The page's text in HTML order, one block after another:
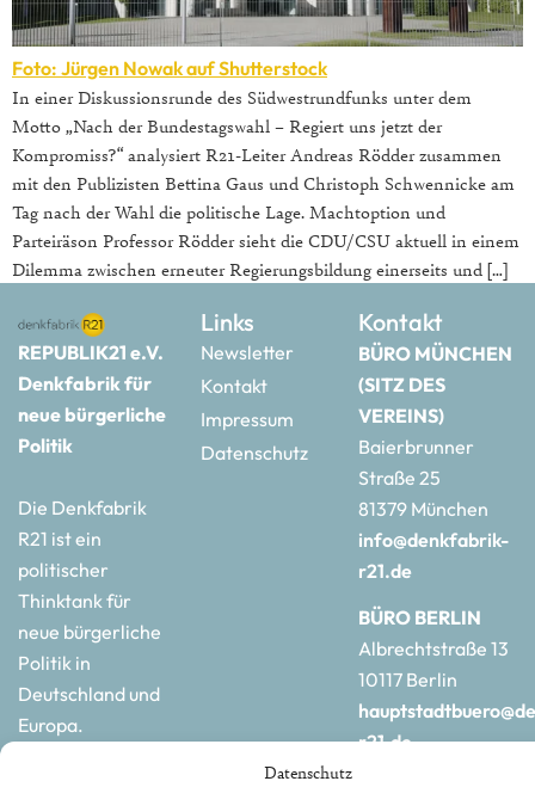
Datenschutz
Foto: Jürgen Nowak auf Shutterstock
In einer Diskussionsrunde des Südwestrundfunks unter dem
Motto „Nach der Bundestagswahl – Regiert uns jetzt der
Kompromiss?“ analysiert R21-Leiter Andreas Rödder zusammen
mit den Publizisten Bettina Gaus und Christoph Schwennicke am
Tag nach der Wahl die politische Lage. Machtoption und
Parteiräson Professor Rödder sieht die CDU/CSU aktuell in einem
Dilemma zwischen erneuter Regierungsbildung einerseits und […]
REPUBLIK21 e.V.
Denkfabrik für
neue bürgerliche
Politik
Die Denkfabrik
R21 ist ein
politischer
Thinktank für
neue bürgerliche
Politik in
Deutschland und
Europa.
Links
Newsletter
Kontakt
Impressum
Datenschutz
Kontakt
BÜRO MÜNCHEN
(SITZ DES
VEREINS)
Baierbrunner
Straße 25
81379 München
info@denkfabrik-
r21.de
BÜRO BERLIN
Albrechtstraße 13
10117 Berlin
r21.de